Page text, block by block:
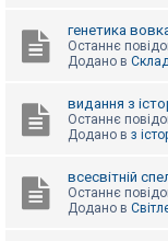
генетика
Останнє
Додано в
видання з
Останнє
Додано в з
всесвітній
Останнє
Додано в